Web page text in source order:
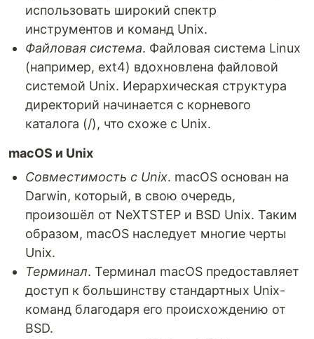
использовать широкий спектр
инструментов и команд Unix.
Файловая система. Файловая система Linux
(например, ext4) вдохновлена файловой
системой Unix. Иерархическая структура
директорий начинается с корневого
каталога (/), что схоже с Unix.
macOS и Unix
Совместимость с Unix. macOS основан на
Darwin, который, в свою очередь,
произошёл от NeXTSTEP и BSD Unix. Таким
образом, macOS наследует многие черты
Unix.
Терминал. Терминал macOS предоставляет
доступ к большинству стандартных Unix-
команд благодаря его происхождению от
BSD.